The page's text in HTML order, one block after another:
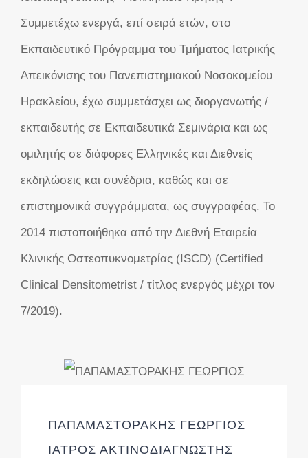
Συμμετέχω ενεργά, επί σειρά ετών, στο
Εκπαιδευτικό Πρόγραμμα του Τμήματος Ιατρικής
Απεικόνισης του Πανεπιστημιακού Νοσοκομείου
Ηρακλείου, έχω συμμετάσχει ως διοργανωτής /
εκπαιδευτής σε Εκπαιδευτικά Σεμινάρια και ως
ομιλητής σε διάφορες Ελληνικές και Διεθνείς
εκδηλώσεις και συνέδρια, καθώς και σε
επιστημονικά συγγράμματα, ως συγγραφέας. Το
2014 πιστοποιήθηκα από την Διεθνή Εταιρεία
Κλινικής Οστεοπυκνομετρίας (ISCD) (Certified
Clinical Densitometrist / τίτλος ενεργός μέχρι τον
7/2019).
ΠΑΠΑΜΑΣΤΟΡΑΚΗΣ ΓΕΩΡΓΙΟΣ
ΙΑΤΡΟΣ ΑΚΤΙΝΟΔΙΑΓΝΩΣΤΗΣ